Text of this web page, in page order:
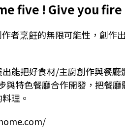
five ! Give you fire
者烹飪的無限可能性，創作
能把好食材/主廚創作與餐廳
特色餐廳合作開發，把餐
理。